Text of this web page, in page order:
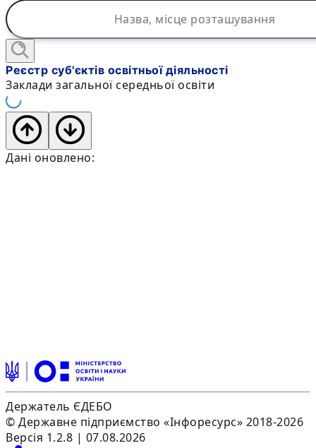
Реєстр суб'єктів освітньої діяльності
Заклади загальної середньої освіти
Дані оновлено:
Держатель ЄДЕБО
© Державне підприємство «Інфоресурс» 2018-2026
Версія 1.2.8 | 07.08.2026